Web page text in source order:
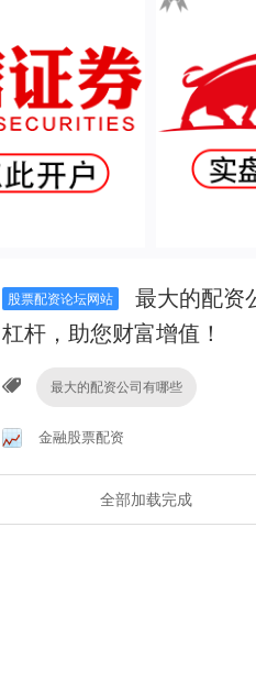
股票配资论坛网站
最大的配资
杠杆，助您财富增值！
最大的配资公司有哪些
金融股票配资
全部加载完成